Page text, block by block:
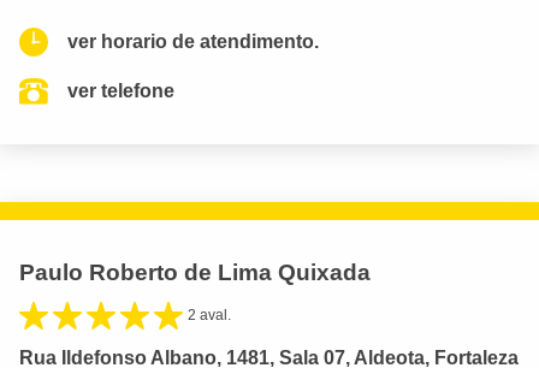
ver horario de atendimento.
ver telefone
Paulo Roberto de Lima Quixada
2 aval.
Rua Ildefonso Albano, 1481, Sala 07, Aldeota, Fortaleza